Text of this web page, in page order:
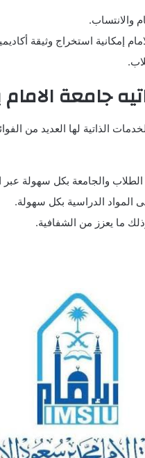
والانتساب.
إمكانية استخراج وثيقة
جامعة الامام
الذاتية لها العديد من
الطلاب والجامعة بكل سهولة عبر
المواد الدراسية بكل سهولة.
ما يعزز من الشفافية.